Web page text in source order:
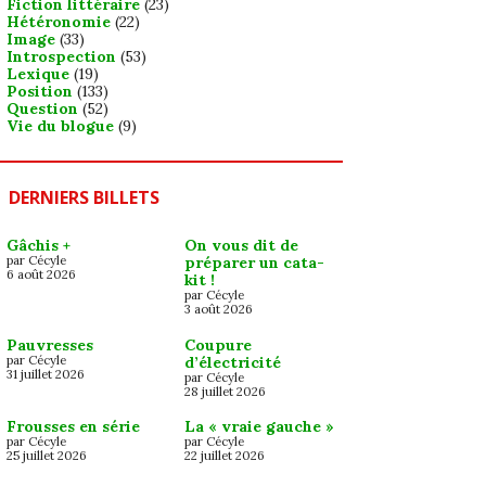
Fiction littéraire(23)
Hétéronomie(22)
Image(33)
Introspection (53)
Lexique(19)
Position (133)
Question (52)
Vie du blogue(9)
DERNIERS BILLETS
Gâchis +
par Cécyle
6 août 2026
On vous dit de
préparer un cata-
kit !
par Cécyle
3 août 2026
Pauvresses
par Cécyle
31 juillet 2026
Coupure
d’électricité
par Cécyle
28 juillet 2026
Frousses en série
par Cécyle
25 juillet 2026
La « vraie gauche »
par Cécyle
22 juillet 2026